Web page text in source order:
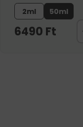
2ml 50ml
6490 Ft